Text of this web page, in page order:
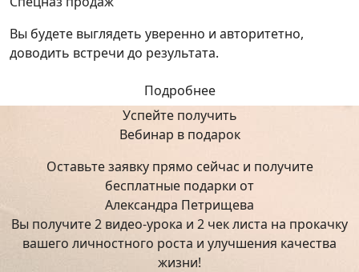
Вы будете выглядеть уверенно и авторитетно,
доводить встречи до результата.
Подробнее
Успейте получить
Вебинар в подарок
Оставьте заявку прямо сейчас и получите
бесплатные подарки от
Александра Петрищева
Вы получите 2 видео-урока и 2 чек листа на прокачку
вашего личностного роста и улучшения качества
жизни!